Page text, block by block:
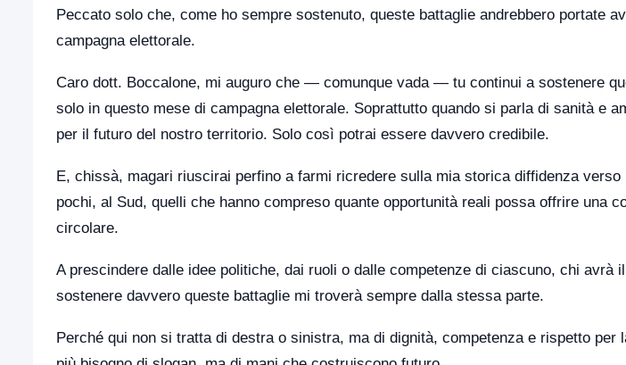
Peccato solo che, come ho sempre sostenuto, queste battaglie andrebbero portate
campagna elettorale.
Caro dott. Boccalone, mi auguro che — comunque vada — tu continui a sostenere
solo in questo mese di campagna elettorale. Soprattutto quando si parla di sanità e
per il futuro del nostro territorio. Solo così potrai essere davvero credibile.
E, chissà, magari riuscirai perfino a farmi ricredere sulla mia storica diffidenza
pochi, al Sud, quelli che hanno compreso quante opportunità reali possa offrire una
circolare.
A prescindere dalle idee politiche, dai ruoli o dalle competenze di ciascuno, chi avrà
sostenere davvero queste battaglie mi troverà sempre dalla stessa parte.
Perché qui non si tratta di destra o sinistra, ma di dignità, competenza e rispetto per